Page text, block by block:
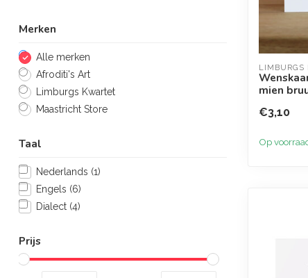
Merken
Alle merken
Afroditi's Art
Limburgs Kwartet
Maastricht Store
Taal
Nederlands (1)
Engels (6)
Dialect (4)
Prijs
LIMBURGS
mien
€3,10
Op